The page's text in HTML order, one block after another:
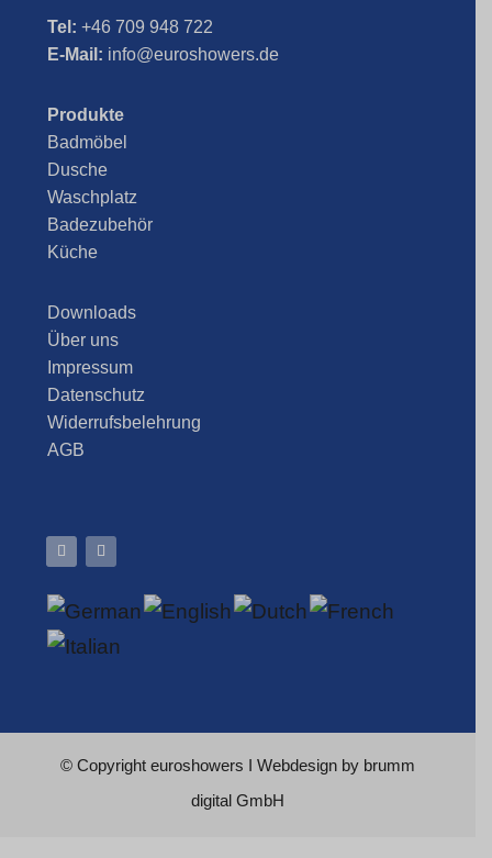
Tel: +46 709 948 722
E-Mail: info@euroshowers.de
Produkte
Badmöbel
Dusche
Waschplatz
Badezubehör
Küche
Downloads
Über uns
Impressum
Datenschutz
Widerrufsbelehrung
AGB
© Copyright euroshowers I Webdesign by brumm
digital GmbH